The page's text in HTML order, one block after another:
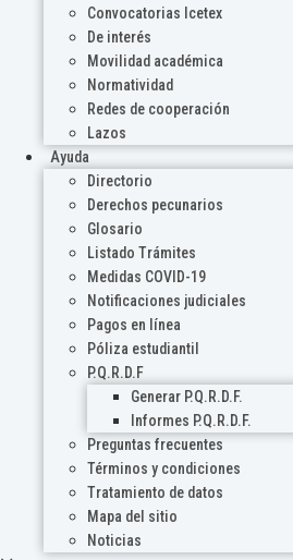
Convocatorias Icetex
De interés
Movilidad académica
Normatividad
Redes de cooperación
Lazos
Ayuda
Directorio
Derechos pecunarios
Glosario
Listado Trámites
Medidas COVID-19
Notificaciones judiciales
Pagos en línea
Póliza estudiantil
P.Q.R.D.F
Generar P.Q.R.D.F.
Informes P.Q.R.D.F.
Preguntas frecuentes
Términos y condiciones
Tratamiento de datos
Mapa del sitio
Noticias